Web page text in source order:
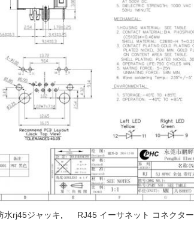
水rj45ジャッキ RJ45 イーサネット コネクター